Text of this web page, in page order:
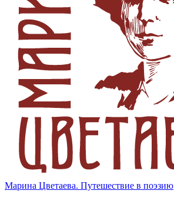
Марина Цветаева. Путешествие в поэзию